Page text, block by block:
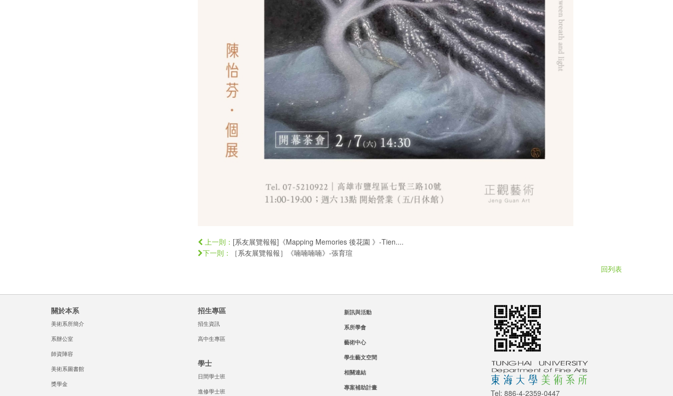
上一則： [系友展覽報報]《Mapping Memories 後花園 》-Tien....
下一則：
［系友展覽報報］《喃喃喃喃》-張育瑄
回列表
關於本系
美術系所簡介
系辦公室
師資陣容
美術系圖書館
獎學金
招生專區
招生資訊
高中生專區
學士
日間學士班
進修學士班
新訊與活動
系所學會
藝術中心
學生藝文空間
相關連結
專案補助計畫
Tel: 886-4-2359-0447